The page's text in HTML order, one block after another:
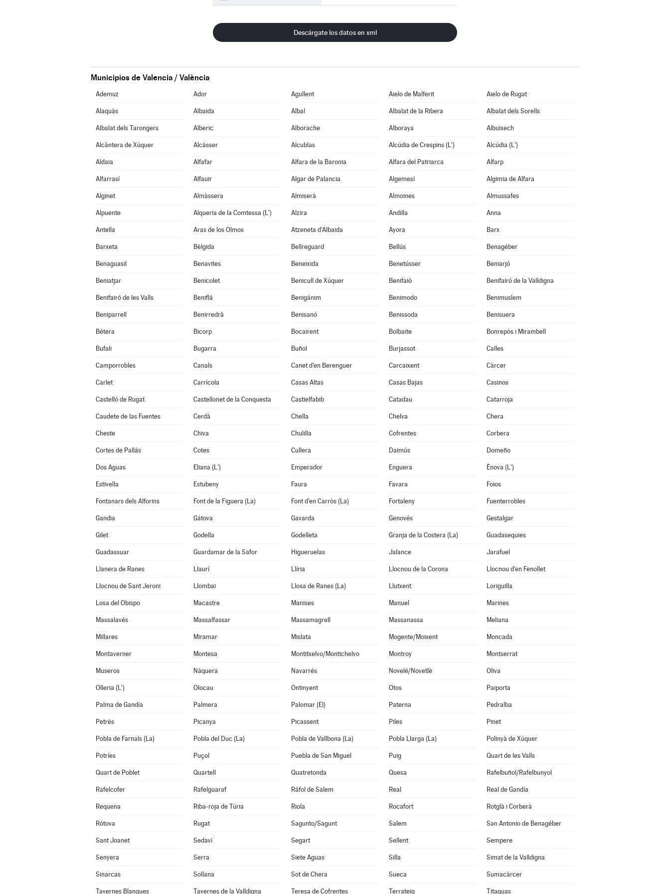
Descárgate los datos en xml
Municipios de Valencia / València
Ademuz Ador Agullent Aielo de Malferit Aielo de Rugat
Alaquàs Albaida Albal Albalat de la Ribera Albalat dels Sorells
Albalat dels Tarongers Alberic Alborache Alboraya Albuixech
Alcàntera de Xúquer Alcàsser Alcublas Alcúdia de Crespins (L') Alcúdia (L')
Aldaia Alfafar Alfara de la Baronia Alfara del Patriarca Alfarp
Alfarrasí Alfauir Algar de Palancia Algemesí Algimia de Alfara
Alginet Almàssera Almiserà Almoines Almussafes
Alpuente Alqueria de la Comtessa (L') Alzira Andilla Anna
Antella Aras de los Olmos Atzeneta d'Albaida Ayora Barx
Barxeta Bèlgida Bellreguard Bellús Benagéber
Benaguasil Benavites Beneixida Benetússer Beniarjó
Beniatjar Benicolet Benicull de Xúquer Benifaió Benifairó de la Valldigna
Benifairó de les Valls Beniflá Benigánim Benimodo Benimuslem
Beniparrell Benirredrà Benisanó Benissoda Benisuera
Bétera Bicorp Bocairent Bolbaite Bonrepòs i Mirambell
Bufali Bugarra Buñol Burjassot Calles
Camporrobles Canals Canet d'en Berenguer Carcaixent Càrcer
Carlet Carrícola Casas Altas Casas Bajas Casinos
Castelló de Rugat Castellonet de la Conquesta Castielfabib Catadau Catarroja
Caudete de las Fuentes Cerdà Chella Chelva Chera
Cheste Chiva Chulilla Cofrentes Corbera
Cortes de Pallás Cotes Cullera Daimús Domeño
Dos Aguas Eliana (L') Emperador Enguera Ènova (L')
Estivella Estubeny Faura Favara Foios
Fontanars dels Alforins Font de la Figuera (La) Font d'en Carròs (La) Fortaleny Fuenterrobles
Gandia Gátova Gavarda Genovés Gestalgar
Gilet Godella Godelleta Granja de la Costera (La) Guadasequies
Guadassuar Guardamar de la Safor Higueruelas Jalance Jarafuel
Llanera de Ranes Llaurí Llíria Llocnou de la Corona Llocnou d'en Fenollet
Llocnou de Sant Jeroni Llombai Llosa de Ranes (La) Llutxent Loriguilla
Losa del Obispo Macastre Manises Manuel Marines
Massalavés Massalfassar Massamagrell Massanassa Meliana
Millares Miramar Mislata Mogente/Moixent Moncada
Montaverner Montesa Montitxelvo/Montichelvo Montroy Montserrat
Museros Náquera Navarrés Novelé/Novetlè Oliva
Olleria (L') Olocau Ontinyent Otos Paiporta
Palma de Gandía Palmera Palomar (El) Paterna Pedralba
Petrés Picanya Picassent Piles Pinet
Pobla de Farnals (La) Pobla del Duc (La) Pobla de Vallbona (La) Pobla Llarga (La) Polinyà de Xúquer
Potríes Puçol Puebla de San Miguel Puig Quart de les Valls
Quart de Poblet Quartell Quatretonda Quesa Rafelbuñol/Rafelbunyol
Rafelcofer Rafelguaraf Ráfol de Salem Real Real de Gandía
Requena Riba-roja de Túria Riola Rocafort Rotglà i Corberà
Rótova Rugat Sagunto/Sagunt Salem San Antonio de Benagéber
Sant Joanet Sedaví Segart Sellent Sempere
Senyera Serra Siete Aguas Silla Simat de la Valldigna
Sinarcas Sollana Sot de Chera Sueca Sumacàrcer
Tavernes Blanques Tavernes de la Valldigna Teresa de Cofrentes Terrateig Titaguas